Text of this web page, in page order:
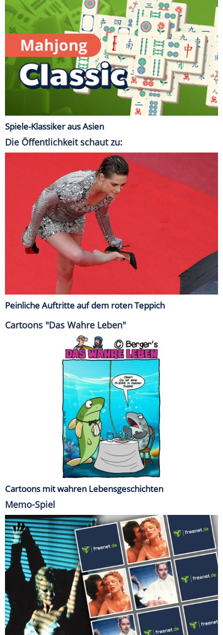
Spiele-Klassiker aus Asien
Die Öffentlichkeit schaut zu:
Peinliche Auftritte auf dem roten Teppich
Cartoons "Das Wahre Leben"
Cartoons mit wahren Lebensgeschichten
Memo-Spiel